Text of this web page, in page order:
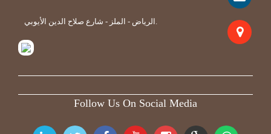
Follow Us On Social Media